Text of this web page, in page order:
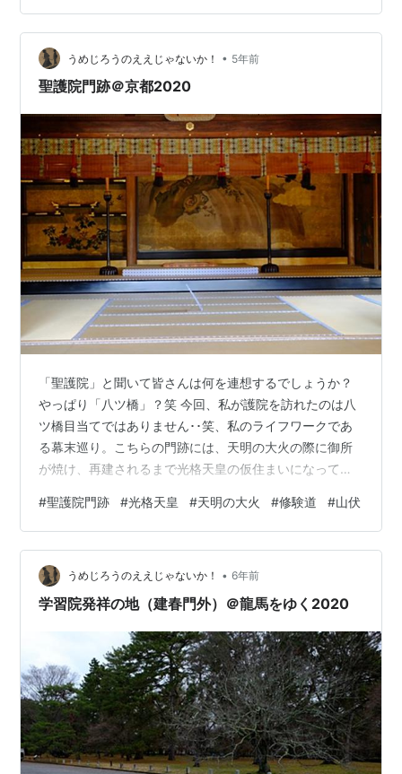
信という人はバリバリの保守政治家ではないかと思いま
す。封建的秩序を守っていくことこそが正しい道だと信
じて突き進んでいる感じがするのです。 その一例が、朝
廷がかかわる「尊号事件」ではないでしょうか。…
うめじろうのええじゃないか！ • 5年前
聖護院門跡＠京都2020
「聖護院」と聞いて皆さんは何を連想するでしょうか？
やっぱり「八ツ橋」？笑 今回、私が護院を訪れたのは八
ツ橋目当てではありません･･笑、私のライフワークであ
る幕末巡り。こちらの門跡には、天明の大火の際に御所
が焼け、再建されるまで光格天皇の仮住まいになってい
殿」は見学が出来ないようで･･、「御殿荘」という宿泊
施設の一環になっているのでしょうか、残念ながら仕方
ないですね･･･。 本堂や宸殿は見学が出来ました 重要文
化財の書院は見学出来ませんでしたが、外観だけでも醸
し出す雰囲気がハンパ無いです･･ 本堂の宸殿はさすがの
#聖護院門跡 #光格天皇 #天明の大火 #修験道 #山伏
うめじろうのええじゃないか！ • 6年前
学習院発祥の地（建春門外）＠龍馬をゆく2020